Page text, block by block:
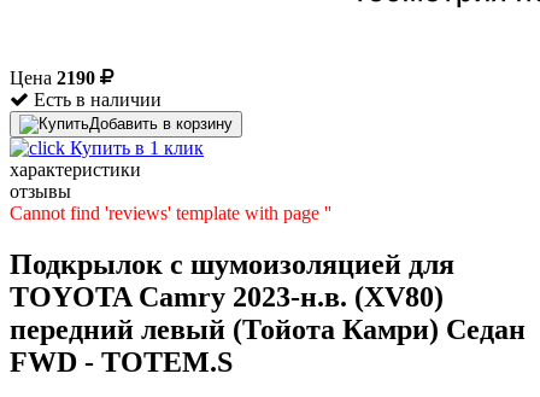
Цена 2190
Есть в наличии
Добавить в корзину
Купить в 1 клик
характеристики
отзывы
Cannot find 'reviews' template with page ''
Подкрылок с шумоизоляцией для
TOYOTA Camry 2023-н.в. (XV80)
передний левый (Тойота Камри) Седан
FWD - TOTEM.S